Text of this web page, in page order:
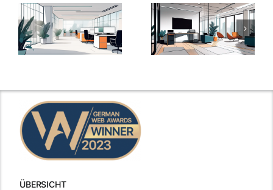
Arbeitgeber-
Zusatzleistungen:
5
inspirierende
Warum
bei
Arbeitgebern
ÜBERSICHT